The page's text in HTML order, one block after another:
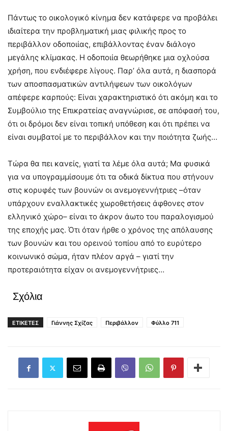
Πάντως το οικολογικό κίνημα δεν κατάφερε να προβάλει
ιδιαίτερα την προβληματική μιας φιλικής προς το
περιβάλλον οδοποιίας, επιβάλλοντας έναν διάλογο
μεγάλης κλίμακας. Η οδοποιία θεωρήθηκε μια οχλούσα
χρήση, που ενδιέφερε λίγους. Παρ’ όλα αυτά, η διασπορά
των αποσπασματικών αντιλήψεων των οικολόγων
απέφερε καρπούς: Είναι χαρακτηριστικό ότι ακόμη και το
Συμβούλιο της Επικρατείας αναγνώρισε, σε απόφασή του,
ότι οι δρόμοι δεν είναι τοπική υπόθεση και ότι πρέπει να
είναι συμβατοί με το περιβάλλον και την ποιότητα ζωής…
Τώρα θα πει κανείς, γιατί τα λέμε όλα αυτά; Μα φυσικά
για να υπογραμμίσουμε ότι τα οδικά δίκτυα που στήνουν
στις κορυφές των βουνών οι ανεμογεννήτριες –όταν
υπάρχουν εναλλακτικές χωροθετήσεις άφθονες στον
ελληνικό χώρο– είναι το άκρον άωτο του παραλογισμού
της εποχής μας. Ότι όταν ήρθε ο χρόνος της απόλαυσης
των βουνών και του ορεινού τοπίου από το ευρύτερο
κοινωνικό σώμα, ήταν πλέον αργά – γιατί την
προτεραιότητα είχαν οι ανεμογεννήτριες…
Σχόλια
ΕΤΙΚΕΤΕΣ Γιάννης Σχίζας Περιβάλλον Φύλλο 711